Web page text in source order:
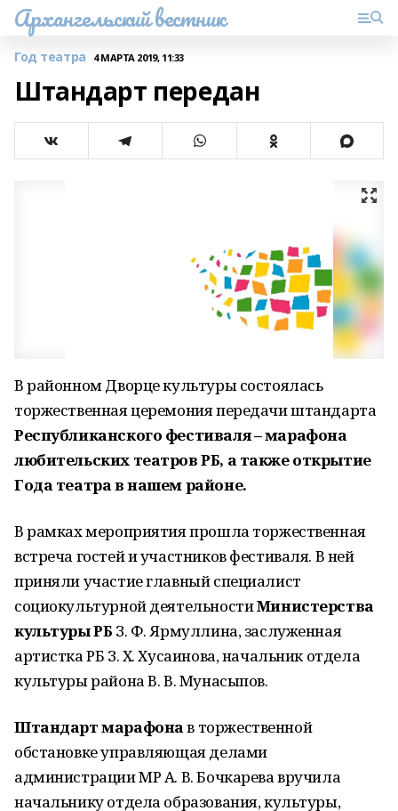
Архангельский вестник
Год театра 4 МАРТА 2019, 11:33
Штандарт передан
В районном Дворце культуры состоялась
торжественная церемония передачи штандарта
Республиканского фестиваля – марафона
любительских театров РБ, а также открытие
Года театра в нашем районе.
В рамках мероприятия прошла торжественная
встреча гостей и участников фестиваля. В ней
приняли участие главный специалист
социокультурной деятельностиМинистерства
культуры РБ З. Ф. Ярмуллина, заслуженная
артистка РБ З. Х. Хусаинова, начальник отдела
культуры района В. В. Мунасыпов.
Штандарт марафонав торжественной
обстановке управляющая делами
администрации МР А. В. Бочкарева вручила
начальнику отдела образования, культуры,